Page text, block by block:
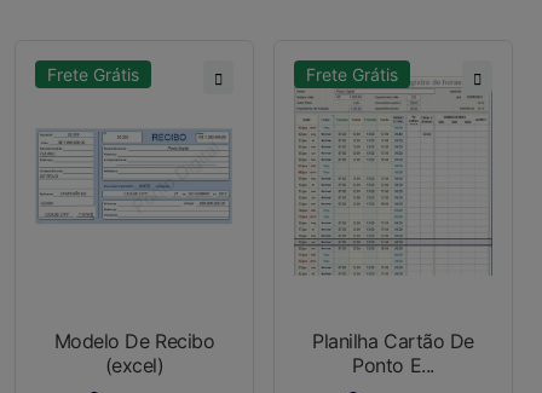
Frete Grátis
Modelo De Recibo
(excel)
Frete Grátis
Planilha Cartão De
Ponto E...